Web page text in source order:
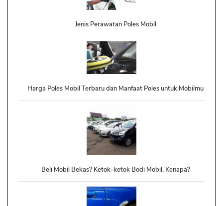
Jenis Perawatan Poles Mobil
Harga Poles Mobil Terbaru dan Manfaat Poles untuk Mobilmu
Beli Mobil Bekas? Ketok-ketok Bodi Mobil, Kenapa?